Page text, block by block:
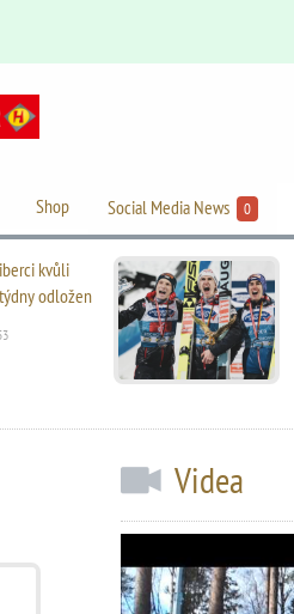
Shop Social Media News 0
kvůli
odložen
Videa